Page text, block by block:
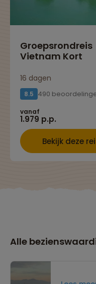
Groepsrondreis
Vietnam Kort
16 dagen
8.5 490
vanaf
1.979 p.p.
Bekijk deze
Alle